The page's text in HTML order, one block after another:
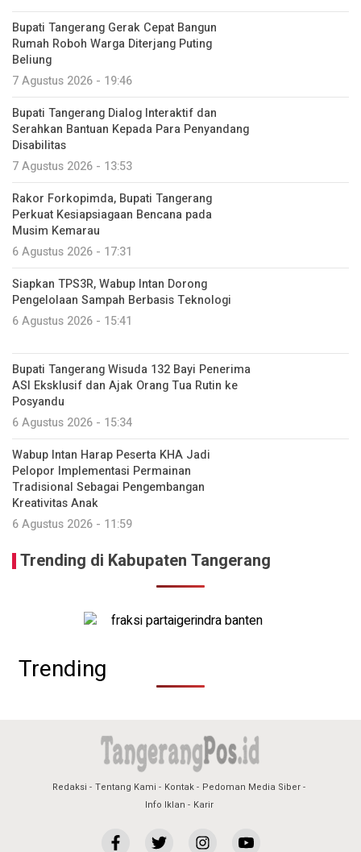
Bupati Tangerang Gerak Cepat Bangun
Rumah Roboh Warga Diterjang Puting
Beliung
7 Agustus 2026 - 19:46
Bupati Tangerang Dialog Interaktif dan
Serahkan Bantuan Kepada Para Penyandang
Disabilitas
7 Agustus 2026 - 13:53
Rakor Forkopimda, Bupati Tangerang
Perkuat Kesiapsiagaan Bencana pada
Musim Kemarau
6 Agustus 2026 - 17:31
Siapkan TPS3R, Wabup Intan Dorong
Pengelolaan Sampah Berbasis Teknologi
6 Agustus 2026 - 15:41
Bupati Tangerang Wisuda 132 Bayi Penerima
ASI Eksklusif dan Ajak Orang Tua Rutin ke
Posyandu
6 Agustus 2026 - 15:34
Wabup Intan Harap Peserta KHA Jadi
Pelopor Implementasi Permainan
Tradisional Sebagai Pengembangan
Kreativitas Anak
6 Agustus 2026 - 11:59
Trending di Kabupaten Tangerang
Trending
Redaksi Tentang Kami Kontak
Pedoman Media Siber
Info Iklan
Karir